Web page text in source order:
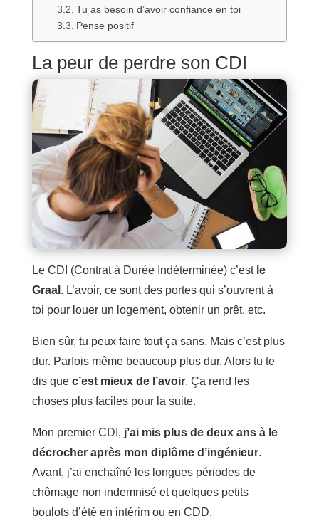
Tu as besoin d’avoir confiance en toi
Pense positif
La peur de perdre son CDI
Le CDI (Contrat à Durée Indéterminée) c’est le
Graal . L’avoir, ce sont des portes qui s’ouvrent à
toi pour louer un logement, obtenir un prêt, etc.
Bien sûr, tu peux faire tout ça sans. Mais c’est plus
dur. Parfois même beaucoup plus dur. Alors tu te
dis quec’est mieux de l’avoir. Ça rend les
choses plus faciles pour la suite.
Mon premier CDI, j’ai mis plus de deux ans à le
décrocher après mon diplôme d’ingénieur.
Avant, j’ai enchaîné les longues périodes de
chômage non indemnisé et quelques petits
boulots d’été en intérim ou en CDD.